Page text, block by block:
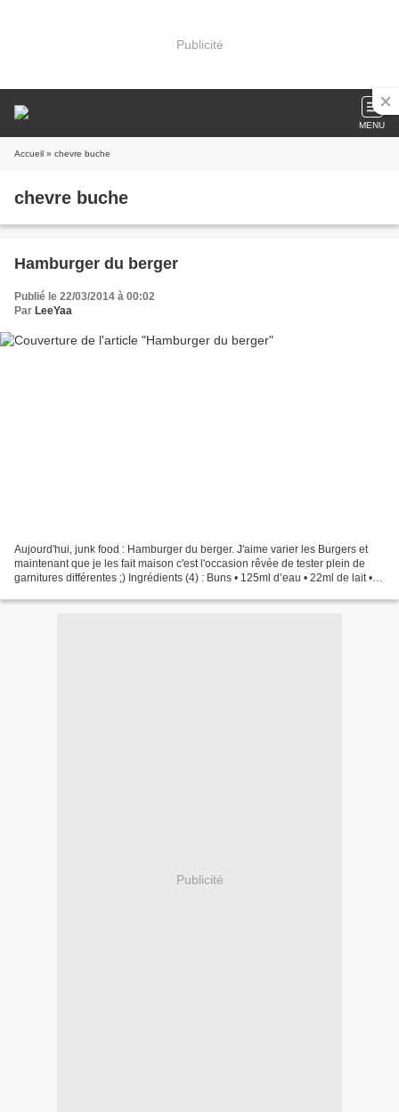
Publicité
MENU
Accueil » chevre buche
chevre buche
Hamburger du berger
Publié le 22/03/2014 à 00:02
Par LeeYaa
Aujourd'hui, junk food : Hamburger du berger. J'aime varier les Burgers et
maintenant que je les fait maison c'est l'occasion rêvée de tester plein de
garnitures différentes ;) Ingrédients (4) : Buns • 125ml d’eau • 22ml de lait • 1
Publicité